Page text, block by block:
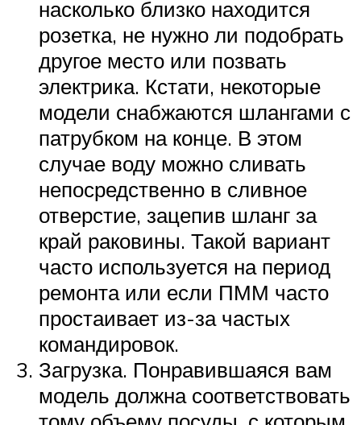
насколько близко находится
розетка, не нужно ли подобрать
другое место или позвать
электрика. Кстати, некоторые
модели снабжаются шлангами с
патрубком на конце. В этом
случае воду можно сливать
непосредственно в сливное
отверстие, зацепив шланг за
край раковины. Такой вариант
часто используется на период
ремонта или если ПММ часто
простаивает из-за частых
командировок.
Загрузка. Понравившаяся вам
модель должна соответствовать